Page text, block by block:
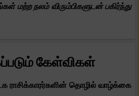
மற்ற நலம் விரும்பிகளுடன் பகிர்ந்து
கேள்விகள்
ராசிக்காரர்களின் தொழில் வாழ்க்கை